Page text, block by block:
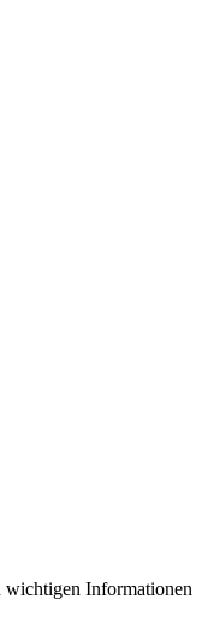
wichtigen Informationen